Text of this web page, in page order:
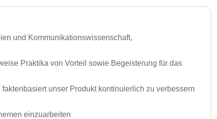
und Kommunikationswissenschaft,
Praktika von Vorteil sowie Begeisterung für das
unser Produkt kontinuierlich zu verbessern
einzuarbeiten